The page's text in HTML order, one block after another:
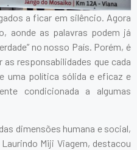
a ficar em silêncio. Agora
aonde as palavras podem já
no nosso País. Porém, é
responsabilidades que cada
uma política sólida e eficaz e
condicionada a algumas
dimensões humana e social,
Miji Viagem, destacou